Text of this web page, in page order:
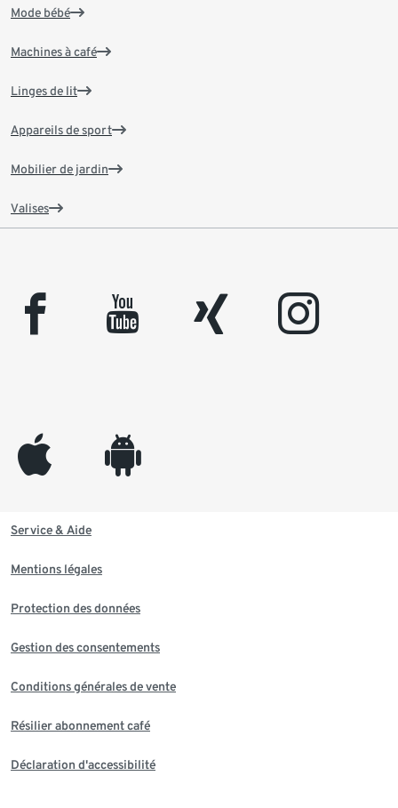
Mode bébé
Machines à café
Linges de lit
Appareils de sport
Mobilier de jardin
Valises
facebook youtube xing instagram
appleinc android
Service & Aide
Mentions légales
Protection des données
Gestion des consentements
Conditions générales de vente
Résilier abonnement café
Déclaration d'accessibilité